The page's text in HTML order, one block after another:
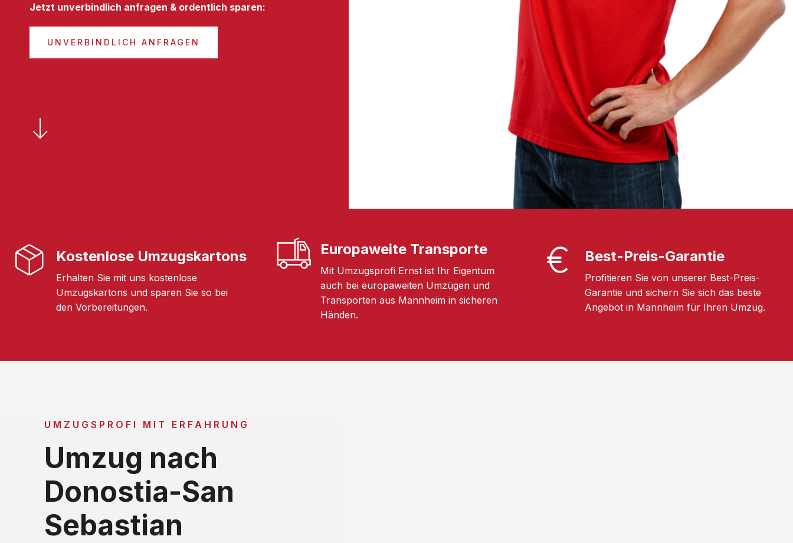
Jetzt unverbindlich anfragen & ordentlich sparen:
UNVERBINDLICH ANFRAGEN
Kostenlose Umzugskartons
Erhalten Sie mit uns kostenlose
Umzugskartons und sparen Sie so bei
den Vorbereitungen.
Europaweite Transporte
Mit Umzugsprofi Ernst ist Ihr Eigentum
auch bei europaweiten Umzügen und
Transporten aus Mannheim in sicheren
Händen.
Best-Preis-Garantie
Profitieren Sie von unserer Best-Preis-
Garantie und sichern Sie sich das beste
Angebot in Mannheim für Ihren Umzug.
UMZUGSPROFI MIT ERFAHRUNG
Umzug nach
Donostia-San
Sebastian